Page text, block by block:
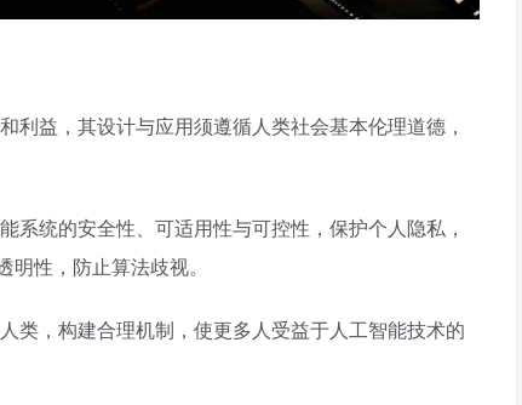
益，其设计与应用须遵循人类社会基本伦理道德，
统的安全性、可适用性与可控性，保护个人隐私，
性，防止算法歧视。
类，构建合理机制，使更多人受益于人工智能技术的